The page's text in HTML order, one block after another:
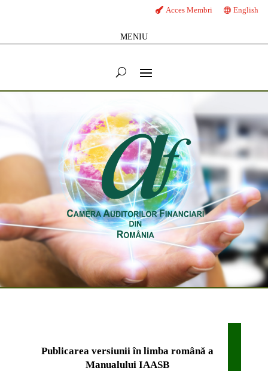
Acces Membri English
MENIU
Publicarea versiunii în limba română a
Manualului IAASB